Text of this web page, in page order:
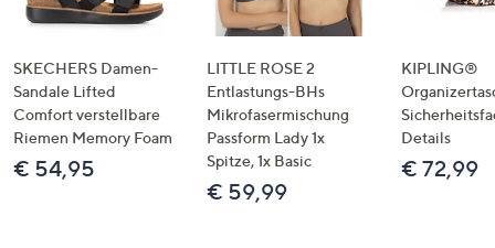
Geräten
links
bzw.
rechts,
um
diese
SKECHERS Damen-
Sandale Lifted
Comfort verstellbare
Riemen Memory Foam
€ 54,95
LITTLE ROSE 2
Entlastungs-BHs
Mikrofasermischung
Passform Lady 1x
Spitze, 1x Basic
€ 59,99
KIPLING®
Details
€ 72,99